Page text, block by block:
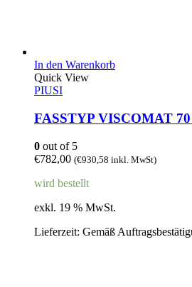
In den Warenkorb
Quick View
PIUSI
FASSTYP VISCOMAT
0 out of 5
€782,00 (€930,58 inkl. MwSt)
wird bestellt
exkl. 19 % MwSt.
Lieferzeit: Gemäß